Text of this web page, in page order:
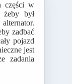
części w
żeby był
zadbać
pojazd
jest
zadania